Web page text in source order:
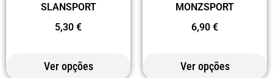
SLANSPORT
5,30 €
Ver opções
MONZSPORT
6,90 €
Ver opções